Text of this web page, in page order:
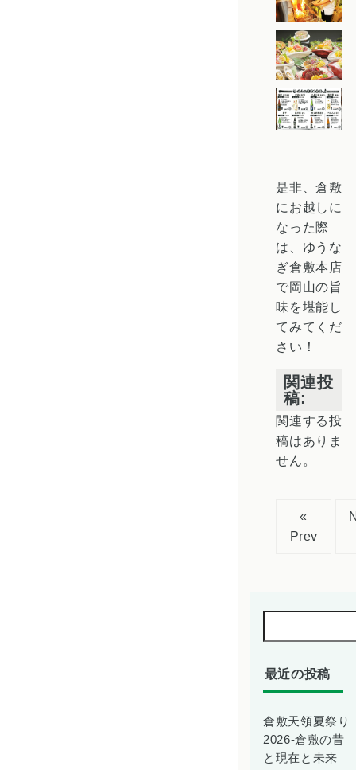
是非、倉敷
にお越しに
なった際
は、ゆうな
ぎ倉敷本店
で岡山の旨
味を堪能し
てみてくだ
さい！
関連投
稿:
関連する投
稿はありま
せん。
«
Prev
最近の投稿
倉敷天領夏祭り
2026-倉敷の昔
と現在と未来